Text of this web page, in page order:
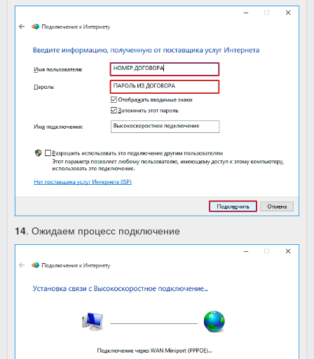
14. Ожидаем процесс подключение